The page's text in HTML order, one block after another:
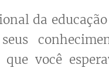
da
você